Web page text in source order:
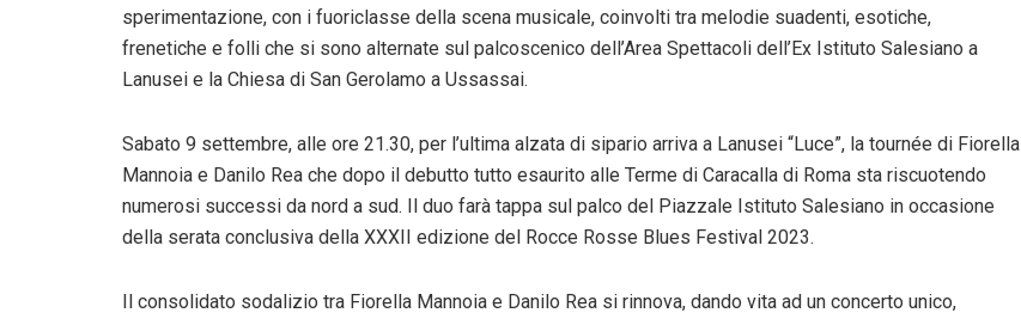
sperimentazione, con i fuoriclasse della scena musicale, coinvolti tra melodie suadenti, esotiche,
frenetiche e folli che si sono alternate sul palcoscenico dell’Area Spettacoli dell’Ex Istituto Salesiano a
Lanusei e la Chiesa di San Gerolamo a Ussassai.
Sabato 9 settembre, alle ore 21.30, per l’ultima alzata di sipario arriva a Lanusei “Luce”, la tournée di Fiorella
Mannoia e Danilo Rea che dopo il debutto tutto esaurito alle Terme di Caracalla di Roma sta riscuotendo
numerosi successi da nord a sud. Il duo farà tappa sul palco del Piazzale Istituto Salesiano in occasione
della serata conclusiva della XXXII edizione del Rocce Rosse Blues Festival 2023.
Il consolidato sodalizio tra Fiorella Mannoia e Danilo Rea si rinnova, dando vita ad un concerto unico,